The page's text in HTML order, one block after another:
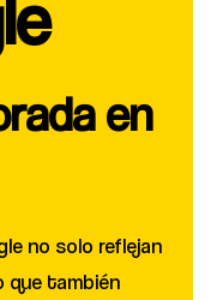
en
no solo reflejan
que también